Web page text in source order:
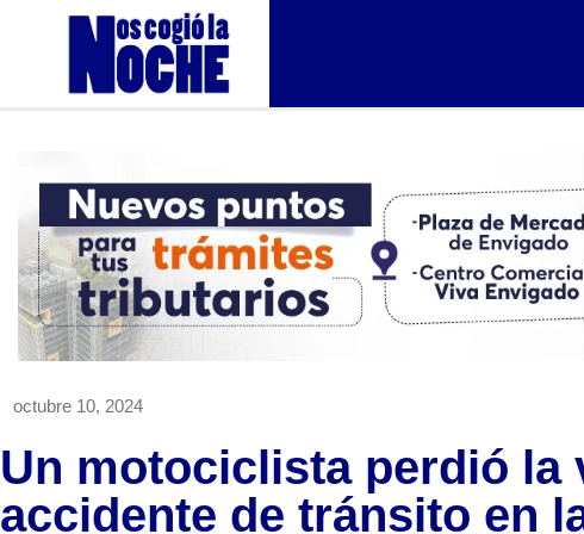
octubre 10, 2024
Un motociclista perdió la
accidente de tránsito en